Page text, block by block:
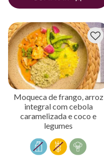
Moqueca de frango, arroz
integral com cebola
caramelizada e coco e
legumes